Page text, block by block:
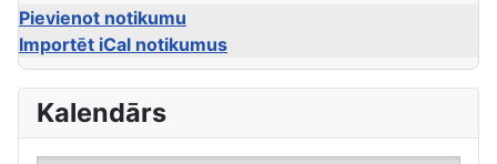
Pievienot notikumu
Importēt iCal notikumus
Kalendārs